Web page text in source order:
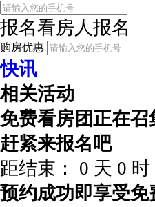
报名看房人报名
购房优惠
快讯
相关活动
免费看房团正在召
赶紧来报名吧
距结束：
0 天 0 时
预约成功即享受